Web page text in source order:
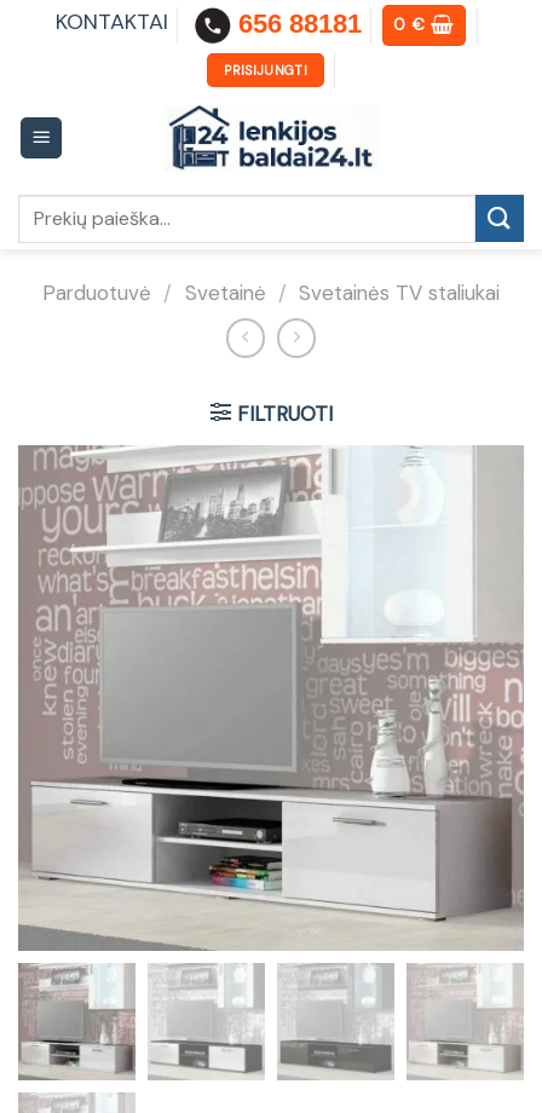
KONTAKTAI 656 88181 0€
PRISIJUNGTI
Parduotuvė / Svetainė / Svetainės TV staliukai
FILTRUOTI